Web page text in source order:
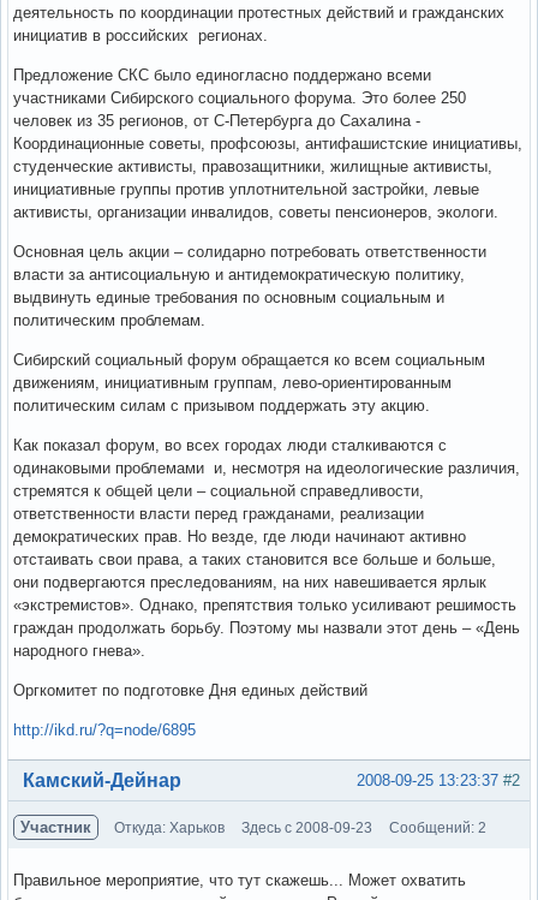
деятельность по координации протестных действий и гражданских
инициатив в российских регионах.
Предложение СКС было единогласно поддержано всеми
участниками Сибирского социального форума. Это более 250
человек из 35 регионов, от С-Петербурга до Сахалина -
Координационные советы, профсоюзы, антифашистские инициативы,
студенческие активисты, правозащитники, жилищные активисты,
инициативные группы против уплотнительной застройки, левые
активисты, организации инвалидов, советы пенсионеров, экологи.
Основная цель акции – солидарно потребовать ответственности
власти за антисоциальную и антидемократическую политику,
выдвинуть единые требования по основным социальным и
политическим проблемам.
Сибирский социальный форум обращается ко всем социальным
движениям, инициативным группам, лево-ориентированным
политическим силам с призывом поддержать эту акцию.
Как показал форум, во всех городах люди сталкиваются с
одинаковыми проблемами и, несмотря на идеологические различия,
стремятся к общей цели – социальной справедливости,
ответственности власти перед гражданами, реализации
демократических прав. Но везде, где люди начинают активно
отстаивать свои права, а таких становится все больше и больше,
они подвергаются преследованиям, на них навешивается ярлык
«экстремистов». Однако, препятствия только усиливают решимость
граждан продолжать борьбу. Поэтому мы назвали этот день – «День
народного гнева».
Оргкомитет по подготовке Дня единых действий
http://ikd.ru/?q=node/6895
Вне форума #2
2008-09-25 13:23:37
Камский-Дейнар
Участник Откуда: Харьков Здесь с 2008-09-23 Сообщений: 2
Правильное мероприятие, что тут скажешь... Может охватить